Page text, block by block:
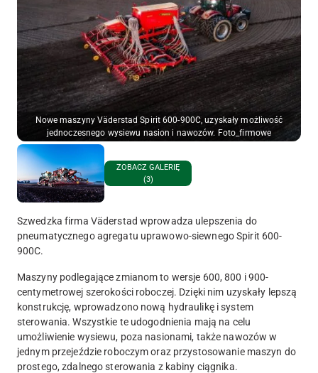
Nowe maszyny Väderstad Spirit 600-900C, uzyskały możliwość
jednoczesnego wysiewu nasion i nawozów. Foto_firmowe
ZOBACZ GALERIĘ
(3)
Szwedzka firma Väderstad wprowadza ulepszenia do
pneumatycznego agregatu uprawowo-siewnego Spirit 600-
900C.
Maszyny podlegające zmianom to wersje 600, 800 i 900-
centymetrowej szerokości roboczej. Dzięki nim uzyskały lepszą
konstrukcję, wprowadzono nową hydraulikę i system
sterowania. Wszystkie te udogodnienia mają na celu
umożliwienie wysiewu, poza nasionami, także nawozów w
jednym przejeździe roboczym oraz przystosowanie maszyn do
prostego, zdalnego sterowania z kabiny ciągnika.